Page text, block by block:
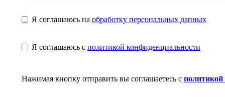
Я соглашаюсь на обработку персональных данных
Я соглашаюсь с политикой конфиденциальности
Нажимая кнопку отправить вы соглашаетесь с политикой